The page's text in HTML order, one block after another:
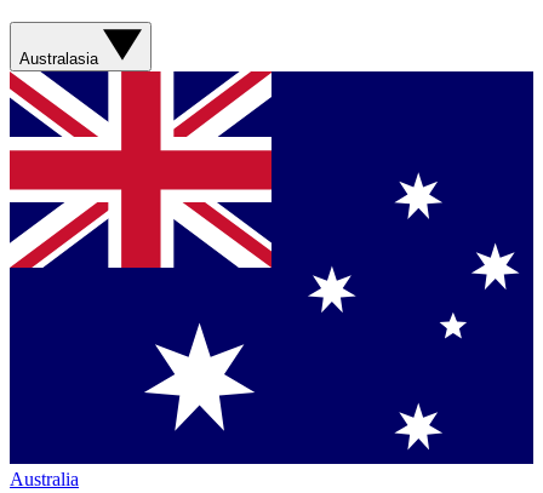
Australasia
Australia